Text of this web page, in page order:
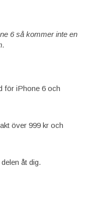
6så kommer inte en
för iPhone 6 och
över 999 kr och
åt dig.